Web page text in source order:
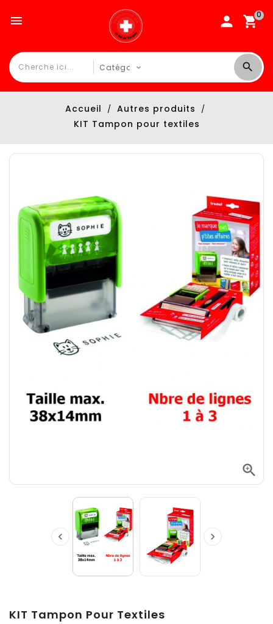
0

Accueil
Autres produits
KIT Tampon pour textiles

 
KIT Tampon Pour Textiles